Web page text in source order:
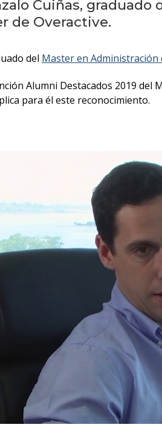
Cuiñas,
de Overactive.
del Master en Administración
Alumni Destacados 2019
para él este reconocimiento.